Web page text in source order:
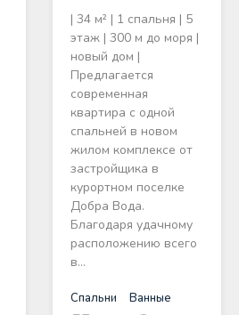
| 34 м² | 1 спальня | 5
этаж | 300 м до моря |
новый дом |
Предлагается
современная
квартира с одной
спальней в новом
жилом комплексе от
застройщика в
курортном поселке
Добра Вода.
Благодаря удачному
расположению всего
в…
Спальни
Ванные